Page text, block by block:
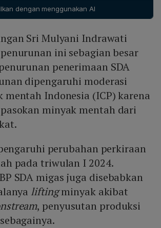
(BLU) sebesar Rp 13,1 triliun, naik 51,1%
dengan menggunakan AI
Sri Mulyani Indrawati
ini sebagian besar
penerimaan SDA
dipengaruhi moderasi
mentah Indonesia (ICP) karena
minyak mentah dari
perubahan perkiraan
pada triwulan I 2024.
SDA migas juga disebabkan
liftingminyak akibat
, penyusutan produksi